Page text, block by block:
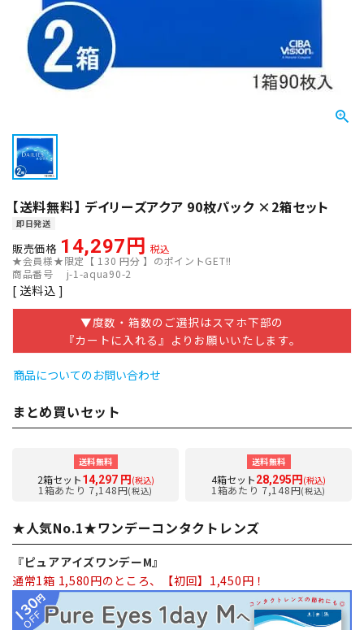
【送料無料】 デイリーズアクア 90枚パック ×2箱セット
即日発送
販売価格 14,297
税込
★会員様★限定【 130 円分 】のポイントGET!!
商品番号
j-1-aqua90-2
送料込
▼度数・箱数のご選択はスマホ下部の
『カートに入れる』よりお願いいたします。
商品についてのお問い合わせ
まとめ買いセット
送料無料
2箱セット14,297 円 (税込)
1箱あたり 7,148円(税込)
送料無料
4箱セット28,295円 (税込)
1箱あたり 7,148円(税込)
★人気No.1★ワンデーコンタクトレンズ
『ピュアアイズワンデーM』
通常1箱 1,580円のところ、【初回】1,450円！